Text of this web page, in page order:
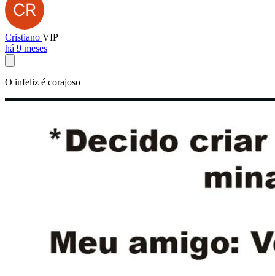
Cristiano VIP
há 9 meses
O infeliz é corajoso